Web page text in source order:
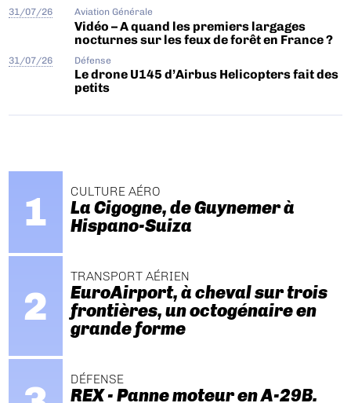
31/07/26 Aviation Générale
Vidéo – A quand les premiers largages
nocturnes sur les feux de forêt en France ?
31/07/26 Défense
Le drone U145 d’Airbus Helicopters fait des
petits
CULTURE AÉRO
La Cigogne, de Guynemer à
Hispano-Suiza
TRANSPORT AÉRIEN
EuroAirport, à cheval sur trois
frontières, un octogénaire en
grande forme
DÉFENSE
REX - Panne moteur en A-29B.